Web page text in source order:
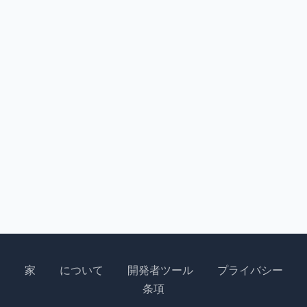
家 について 開発者ツール
プライバシー
条項